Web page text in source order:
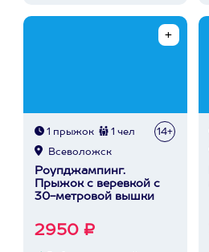
1 прыжок 1 чел 14+
Всеволожск
Роупджампинг.
Прыжок с веревкой с
30-метровой вышки
2950 ₽